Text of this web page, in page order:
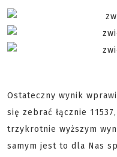
Ostateczny wynik
się zebrać łącznie
trzykrotnie wyższym
samym jest to dla Nas